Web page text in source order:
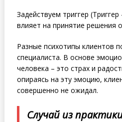
Задействуем триггер
влияет на принятие решения
Разные психотипы клиентов
специалиста. В основе
человека – это страх и
опираясь на эту эмоцию,
совершенно не ожидал.
Случай из